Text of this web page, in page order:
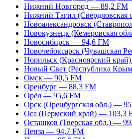
Нижний Новгород — 89,2 FM
Нижний Тагил (Свердловская
Новоалександровск
Новокузнецк (Кемеровская
Новосибирск — 94,6 FM
Новочебоксарск (Чувашская
Норильск (Красноярский
Новый Свет (Республика
Омск — 90,5 FM
Оренбург — 88,3 FM
Орёл — 95,6 FM
Орск (Оренбургская обл.) —
Оса (Пермский край) — 103,3
Осташков (Тверская обл.) —
Пенза — 94,7 FM